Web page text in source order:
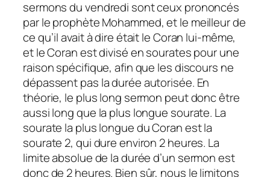
sermons du vendredi sont ceux prononcés
par le prophète Mohammed, et le meilleur de
ce qu’il avait à dire était le Coran lui-même,
et le Coran est divisé en sourates pour une
raison spécifique, afin que les discours ne
dépassent pas la durée autorisée. En
théorie, le plus long sermon peut donc être
aussi long que la plus longue sourate. La
sourate la plus longue du Coran est la
sourate 2, qui dure environ 2 heures. La
limite absolue de la durée d’un sermon est
donc de 2 heures. Bien sûr, nous le limitons